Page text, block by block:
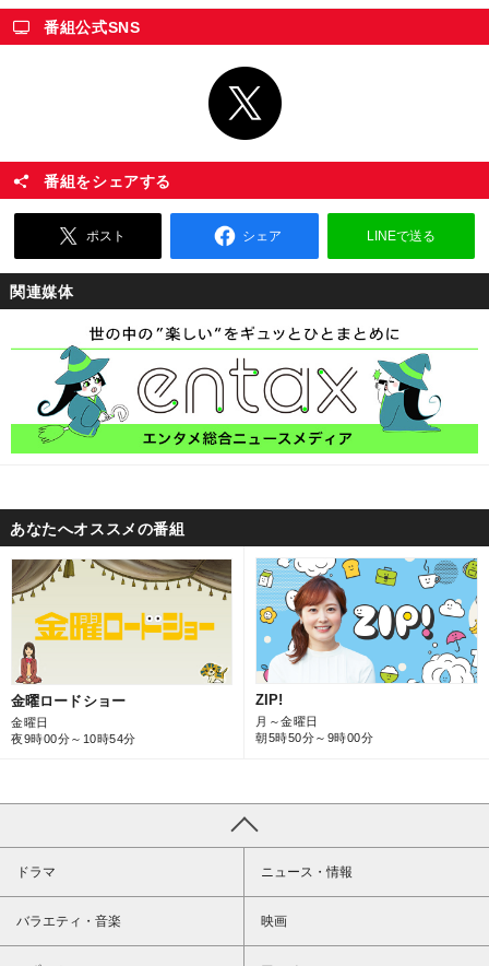
番組公式SNS
番組をシェアする
ポスト シェア LINEで送る
関連媒体
あなたへオススメの番組
金曜ロードショー
金曜日
夜9時00分～10時54分
ZIP!
月～金曜日
朝5時50分～9時00分
ドラマ ニュース・情報
バラエティ・音楽 映画